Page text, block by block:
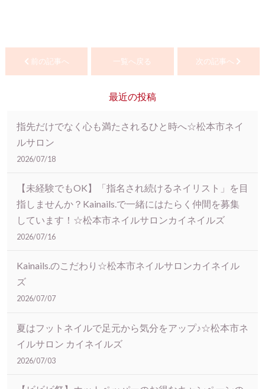
前の記事へ 一覧へ戻る 次の記事へ
最近の投稿
指先だけでなく心も満たされるひと時へ☆松本市ネイ
ルサロン
2026/07/18
【未経験でもOK】「指名され続けるネイリスト」を目
指しませんか？Kainails.で一緒にはたらく仲間を募集
しています！☆松本市ネイルサロンカイネイルズ
2026/07/16
Kainails.のこだわり☆松本市ネイルサロンカイネイル
ズ
2026/07/07
夏はフットネイルで足元から気分をアップ♪☆松本市ネ
イルサロン カイネイルズ
2026/07/03